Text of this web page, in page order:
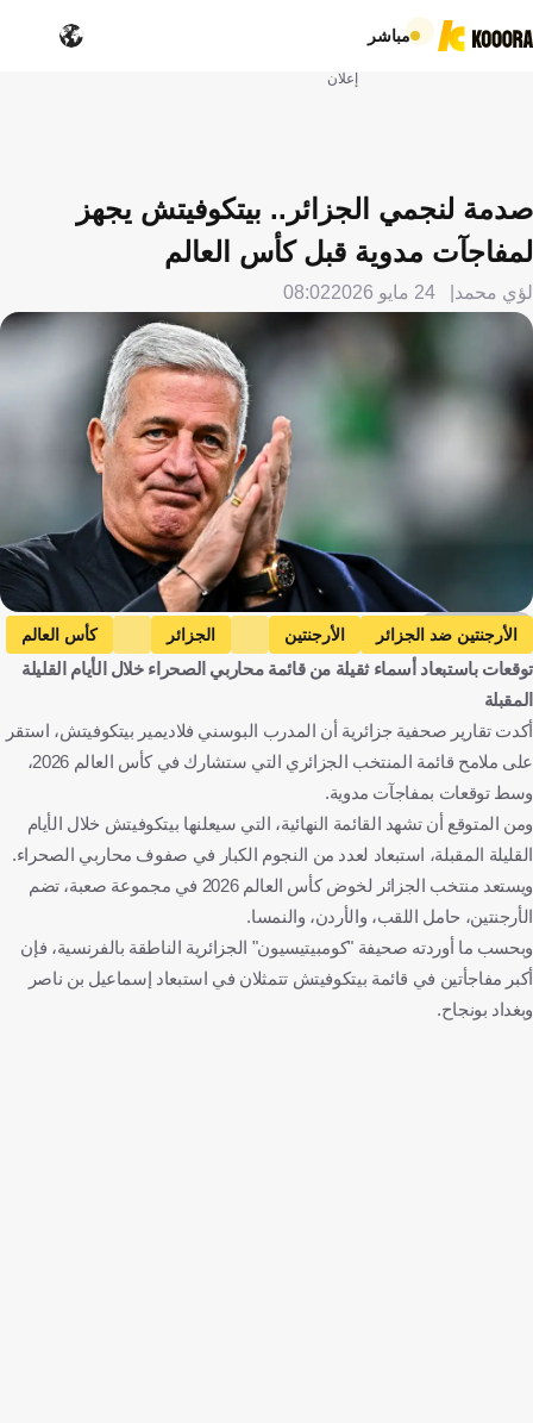
مباشر
إعلان
صدمة لنجمي الجزائر.. بيتكوفيتش يجهز
لمفاجآت مدوية قبل كأس العالم
لؤي محمد 24 مايو 2026 08:02
Getty Images
الأرجنتين ضد الجزائر الأرجنتين الجزائر
كأس العالم
فلاديمير بيتكوفيتش
بغداد بونجاح إسماعيل بن ناصر
الأرجنتين
الجزائر
توقعات باستبعاد أسماء ثقيلة من قائمة محاربي الصحراء خلال الأيام القليلة
المقبلة
أكدت تقارير صحفية جزائرية أن المدرب البوسني فلاديمير بيتكوفيتش، استقر
على ملامح قائمة المنتخب الجزائري التي ستشارك في كأس العالم 2026،
وسط توقعات بمفاجآت مدوية.
ومن المتوقع أن تشهد القائمة النهائية، التي سيعلنها بيتكوفيتش خلال الأيام
القليلة المقبلة، استبعاد لعدد من النجوم الكبار في صفوف محاربي الصحراء.
ويستعد منتخب الجزائر لخوض كأس العالم 2026 في مجموعة صعبة، تضم
الأرجنتين، حامل اللقب، والأردن، والنمسا.
وبحسب ما أوردته صحيفة "كومبيتيسيون" الجزائرية الناطقة بالفرنسية، فإن
أكبر مفاجأتين في قائمة بيتكوفيتش تتمثلان في استبعاد إسماعيل بن ناصر
وبغداد بونجاح.